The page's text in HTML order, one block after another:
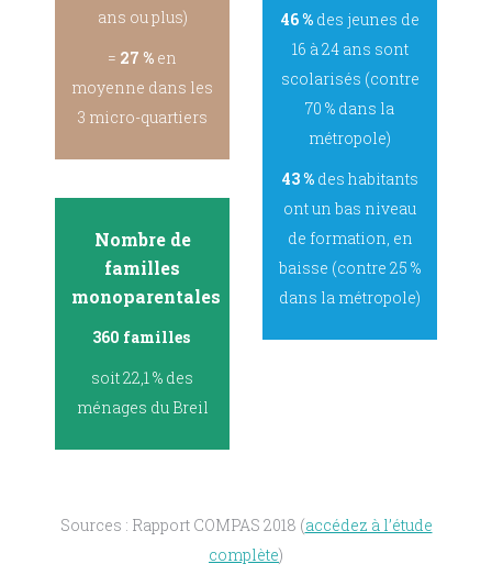
ans ou plus)
= 27 % en
moyenne dans les
3 micro-quartiers
Nombre de
familles
monoparentales
360 familles
soit 22,1 % des
ménages du Breil
46 %des jeunes de
16 à 24 ans sont
scolarisés (contre
70 % dans la
métropole)
43 %des habitants
ont un bas niveau
de formation, en
baisse (contre 25 %
dans la métropole)
Sources : Rapport COMPAS 2018 (accédez à l’étude
complète)